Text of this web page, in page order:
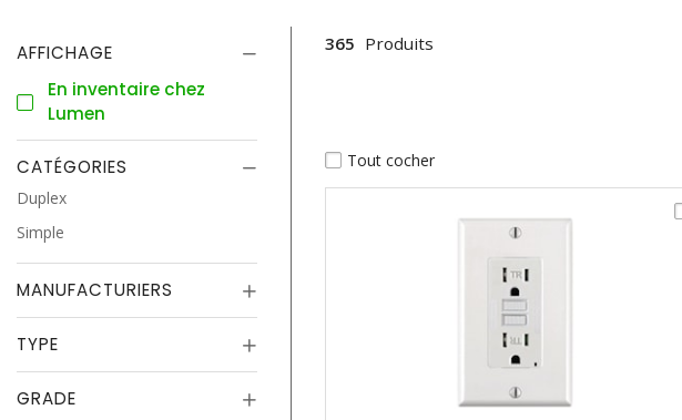
AFFICHAGE
En inventaire chez
Lumen
CATÉGORIES
Duplex
Simple
MANUFACTURIERS
TYPE
GRADE
365 Produits
Tout cocher